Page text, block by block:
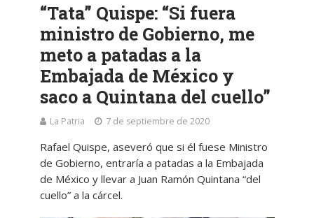
“Tata” Quispe: “Si fuera
ministro de Gobierno, me
meto a patadas a la
Embajada de México y
saco a Quintana del cuello”
La Patria 7 de septiembre de 2020
Rafael Quispe, aseveró que si él fuese Ministro
de Gobierno, entraría a patadas a la Embajada
de México y llevar a Juan Ramón Quintana “del
cuello” a la cárcel.